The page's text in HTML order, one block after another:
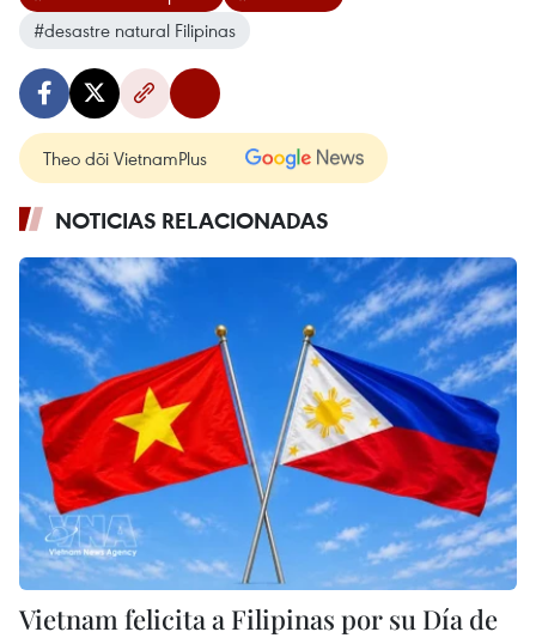
#desastre natural Filipinas
Theo dõi VietnamPlus
NOTICIAS RELACIONADAS
Vietnam felicita a Filipinas por su Día de